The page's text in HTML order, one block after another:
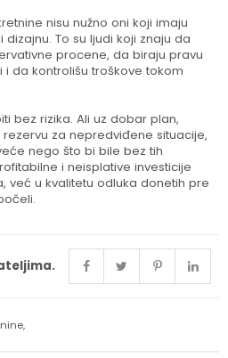
nisu nužno oni koji imaju
To su ljudi koji znaju da
procene, da biraju pravu
da kontrolišu troškove tokom
bez rizika. Ali uz dobar plan,
za nepredviđene situacije,
nego što bi bile bez tih
i neisplative investicije
već u kvalitetu odluka donetih pre
,